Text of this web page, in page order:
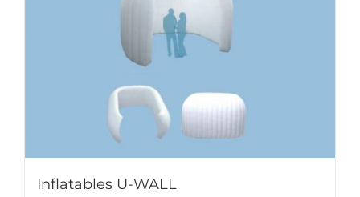
Inflatables U-WALL